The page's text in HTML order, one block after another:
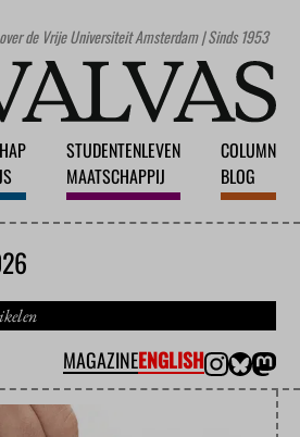
de Vrije Universiteit Amsterdam | Sinds 1953
STUDENTENLEVEN
MAATSCHAPPIJ
COLUMN
BLOG
MAGAZINEENGLISH